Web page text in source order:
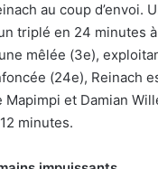
au coup d’envoi.
triplé en 24 minutes
mêlée (3e),
(24e), Reinach
Mapimpi et Damian
minutes.